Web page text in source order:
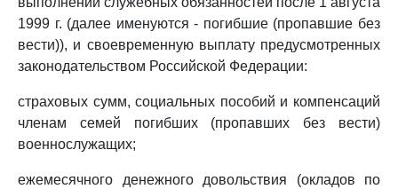
1999 г. (далее именуются - погибшие (пропавшие без
вести)), и своевременную выплату предусмотренных
законодательством Российской Федерации:
страховых сумм, социальных пособий и компенсаций
членам семей погибших (пропавших без вести)
военнослужащих;
ежемесячного денежного довольствия (окладов по